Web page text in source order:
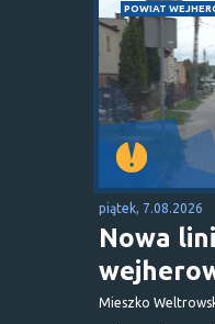
POWIAT
piątek, 7.08.2026
Nowa
Mieszko